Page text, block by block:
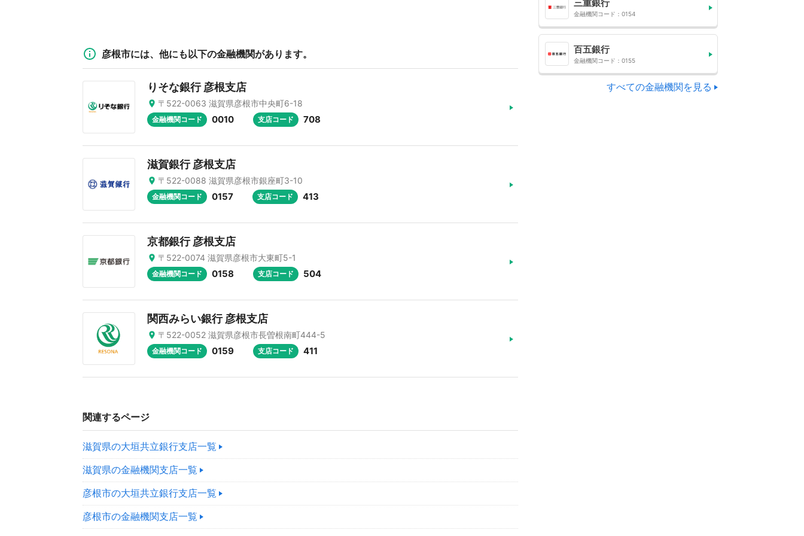
彦根市には、他にも以下の金融機関があります。
りそな銀行 彦根支店
〒522-0063 滋賀県彦根市中央町6-18
金融機関コード 0010 支店コード 708
滋賀銀行 彦根支店
〒522-0088 滋賀県彦根市銀座町3-10
金融機関コード 0157 支店コード 413
京都銀行 彦根支店
〒522-0074 滋賀県彦根市大東町5-1
金融機関コード 0158 支店コード 504
関西みらい銀行 彦根支店
〒522-0052 滋賀県彦根市長曽根南町444-5
金融機関コード 0159 支店コード 411
関連するページ
滋賀県の大垣共立銀行支店一覧
滋賀県の金融機関支店一覧
彦根市の大垣共立銀行支店一覧
彦根市の金融機関支店一覧
三重銀行
金融機関コード：0154
百五銀行
金融機関コード：0155
すべての金融機関を見る